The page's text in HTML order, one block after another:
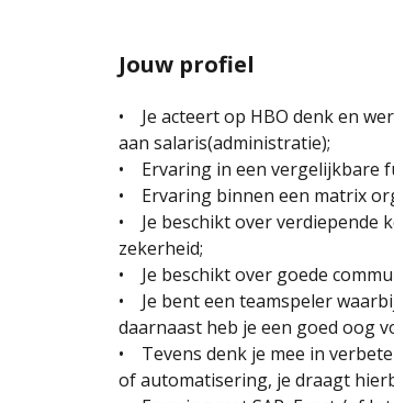
Jouw profiel
• Je acteert op HBO denk en
aan salaris(administratie);
• Ervaring in een vergelijkbare
• Ervaring binnen een matrix
• Je beschikt over verdiepende
zekerheid;
• Je beschikt over goede
• Je bent een teamspeler
daarnaast heb je een goed oog
• Tevens denk je mee in
of automatisering, je draagt